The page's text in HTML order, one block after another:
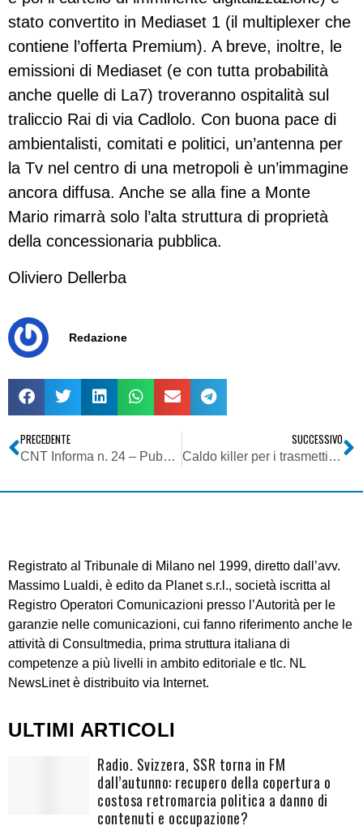
stato convertito in Mediaset 1 (il multiplexer che
contiene l’offerta Premium). A breve, inoltre, le
emissioni di Mediaset (e con tutta probabilità
anche quelle di La7) troveranno ospitalità sul
traliccio Rai di via Cadlolo. Con buona pace di
ambientalisti, comitati e politici, un’antenna per
la Tv nel centro di una metropoli è un’immagine
ancora diffusa. Anche se alla fine a Monte
Mario rimarrà solo l’alta struttura di proprietà
della concessionaria pubblica.
Oliviero Dellerba
Redazione
PRECEDENTE
CNT Informa n. 24 – Pubblichiamo un estratto del nuovo numero del bollettino del Coordinamento Nazionale Televisioni
SUCCESSIVO
Caldo killer per i trasmettitori radio-tv: in Sicilia emittenti ko
Registrato al Tribunale di Milano nel 1999, diretto dall’avv.
Massimo Lualdi, è edito da Planet s.r.l., società iscritta al
Registro Operatori Comunicazioni presso l’Autorità per le
garanzie nelle comunicazioni, cui fanno riferimento anche le
attività di Consultmedia, prima struttura italiana di
competenze a più livelli in ambito editoriale e tlc. NL
NewsLinet è distribuito via Internet.
ULTIMI ARTICOLI
Radio. Svizzera, SSR torna in FM
dall’autunno: recupero della copertura o
costosa retromarcia politica a danno di
contenuti e occupazione?